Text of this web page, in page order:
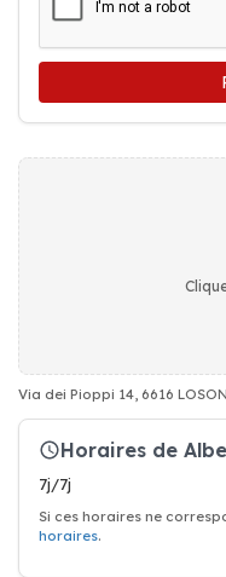
Via dei Pioppi 14, 6616
Horaires de
7j/7j
Si ces horaires ne
horaires.